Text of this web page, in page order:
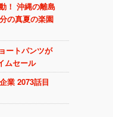
！ 沖縄の離島
の真夏の楽園
ートパンツが
ムセール
業 2073話目